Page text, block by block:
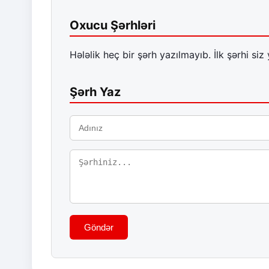
Oxucu Şərhləri
Hələlik heç bir şərh yazılmayıb. İlk şərhi siz
Şərh Yaz
Göndər